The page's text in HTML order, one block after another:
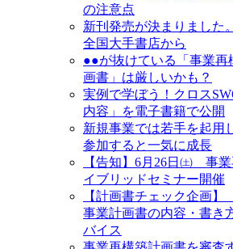
の注意点
新刊発売が決まりました
全国大手書店から
●●が抜けている「事業
画書」は厳しいかも？
実例で学ぼう！クロス
内容」を電子書籍で公開
新規事業では若手を起用
参加すると一気に成長
【告知】6月26日㈯ 事
イブリッドセミナー開催
【計画書チェック企画
事業計画書の内容・書き
バイス